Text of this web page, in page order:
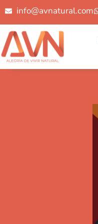
Ir
contenido
info@avnatural.com